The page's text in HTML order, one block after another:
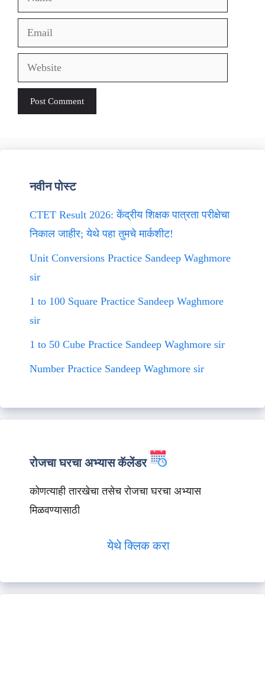
Email
Website
नवीन पोस्ट
CTET Result 2026: केंद्रीय शिक्षक पात्रता परीक्षेचा
निकाल जाहीर; येथे पहा तुमचे मार्कशीट!
Unit Conversions Practice Sandeep Waghmore
sir
1 to 100 Square Practice Sandeep Waghmore
sir
1 to 50 Cube Practice Sandeep Waghmore sir
Number Practice Sandeep Waghmore sir
रोजचा घरचा अभ्यास कॅलेंडर
कोणत्याही तारखेचा तसेच रोजचा घरचा अभ्यास
मिळवण्यासाठी
येथे क्लिक करा